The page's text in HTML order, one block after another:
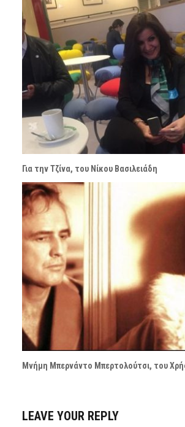
Για την Τζίνα, του Νίκου Βασιλειάδη
Μνήμη Μπερνάντο Μπερτολούτσι, του
LEAVE YOUR REPLY